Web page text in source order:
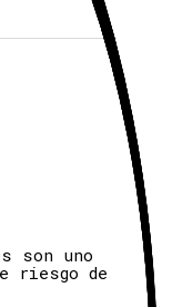
son uno
riesgo de